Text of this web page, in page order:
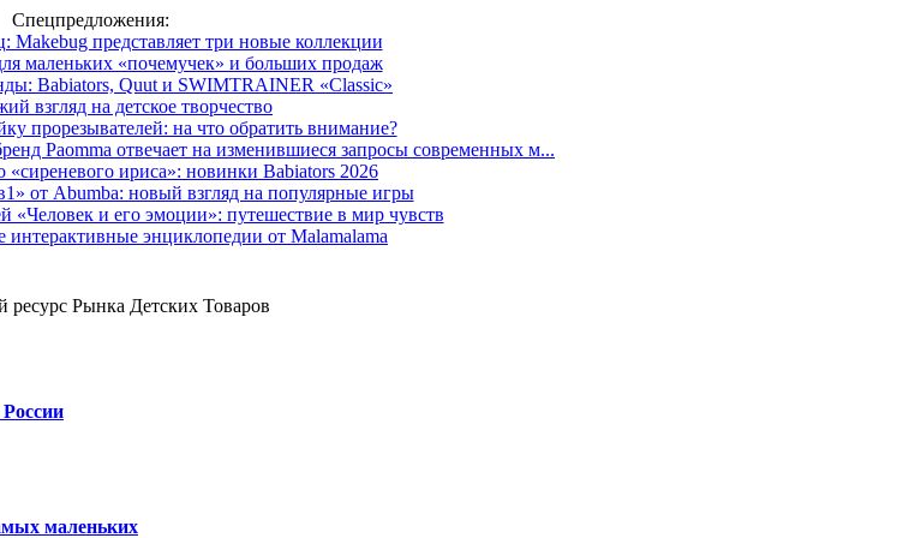
Спецпредложения:
Makebug представляет три новые коллекции
маленьких «почемучек» и больших продаж
Babiators, Quut и SWIMTRAINER «Classic»
взгляд на детское творчество
прорезывателей: на что обратить внимание?
Paomma отвечает на изменившиеся запросы современных м...
«сиреневого ириса»: новинки Babiators 2026
от Abumba: новый взгляд на популярные игры
«Человек и его эмоции»: путешествие в мир чувств
энциклопедии от Malamalama
ресурс Рынка Детских Товаров
маленьких